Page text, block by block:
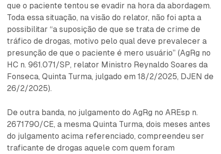
que o paciente tentou se evadir na hora da abordagem.
Toda essa situação, na visão do relator, não foi apta a
possibilitar “a suposição de que se trata de crime de
tráfico de drogas, motivo pelo qual deve prevalecer a
presunção de que o paciente é mero usuário” (AgRg no
HC n. 961.071/SP, relator Ministro Reynaldo Soares da
Fonseca, Quinta Turma, julgado em 18/2/2025, DJEN de
26/2/2025).
De outra banda, no julgamento do AgRg no AREsp n.
2671790/CE, a mesma Quinta Turma, dois meses antes
do julgamento acima referenciado, compreendeu ser
traficante de drogas aquele com quem foram